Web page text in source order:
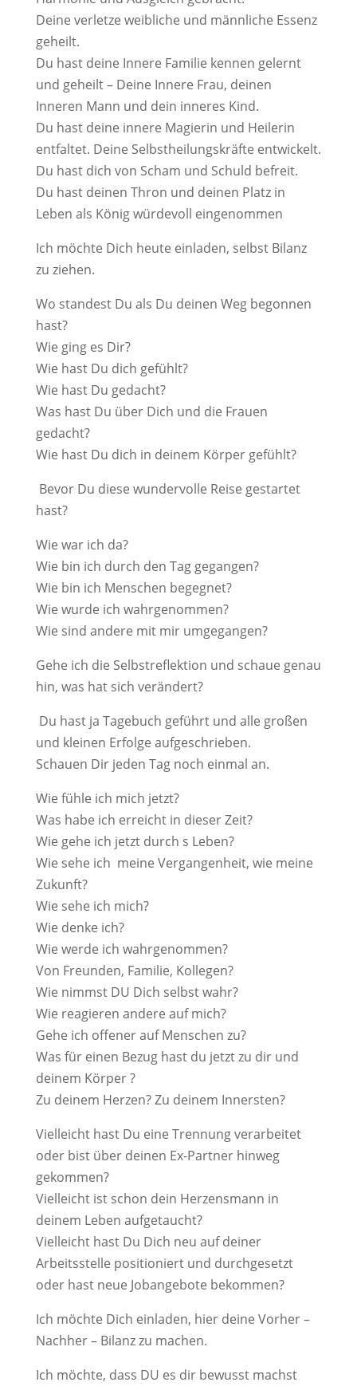
Deine verletze weibliche und männliche Essenz
geheilt.
Du hast deine Innere Familie kennen gelernt
und geheilt – Deine Innere Frau, deinen
Inneren Mann und dein inneres Kind.
Du hast deine innere Magierin und Heilerin
entfaltet. Deine Selbstheilungskräfte entwickelt.
Du hast dich von Scham und Schuld befreit.
Du hast deinen Thron und deinen Platz in
Leben als König würdevoll eingenommen
Ich möchte Dich heute einladen, selbst Bilanz
zu ziehen.
Wo standest Du als Du deinen Weg begonnen
hast?
Wie ging es Dir?
Wie hast Du dich gefühlt?
Wie hast Du gedacht?
Was hast Du über Dich und die Frauen
gedacht?
Wie hast Du dich in deinem Körper gefühlt?
Bevor Du diese wundervolle Reise gestartet
hast?
Wie war ich da?
Wie bin ich durch den Tag gegangen?
Wie bin ich Menschen begegnet?
Wie wurde ich wahrgenommen?
Wie sind andere mit mir umgegangen?
Gehe ich die Selbstreflektion und schaue genau
hin, was hat sich verändert?
Du hast ja Tagebuch geführt und alle großen
und kleinen Erfolge aufgeschrieben.
Schauen Dir jeden Tag noch einmal an.
Wie fühle ich mich jetzt?
Was habe ich erreicht in dieser Zeit?
Wie gehe ich jetzt durch s Leben?
Wie sehe ich meine Vergangenheit, wie meine
Zukunft?
Wie sehe ich mich?
Wie denke ich?
Wie werde ich wahrgenommen?
Von Freunden, Familie, Kollegen?
Wie nimmst DU Dich selbst wahr?
Wie reagieren andere auf mich?
Gehe ich offener auf Menschen zu?
Was für einen Bezug hast du jetzt zu dir und
deinem Körper ?
Zu deinem Herzen? Zu deinem Innersten?
Vielleicht hast Du eine Trennung verarbeitet
oder bist über deinen Ex-Partner hinweg
gekommen?
Vielleicht ist schon dein Herzensmann in
deinem Leben aufgetaucht?
Vielleicht hast Du Dich neu auf deiner
Arbeitsstelle positioniert und durchgesetzt
oder hast neue Jobangebote bekommen?
Ich möchte Dich einladen, hier deine Vorher –
Nachher – Bilanz zu machen.
Ich möchte, dass DU es dir bewusst machst